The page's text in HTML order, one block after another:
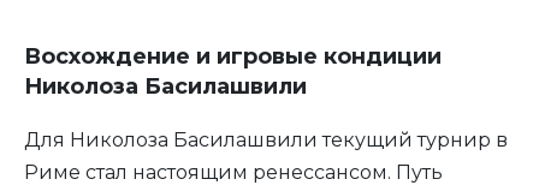
Восхождение и игровые кондиции
Николоза Басилашвили
Для Николоза Басилашвили текущий турнир в
Риме стал настоящим ренессансом. Путь